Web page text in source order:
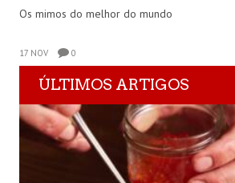
Os mimos do melhor do mundo
17 NOV 0
ÚLTIMOS ARTIGOS